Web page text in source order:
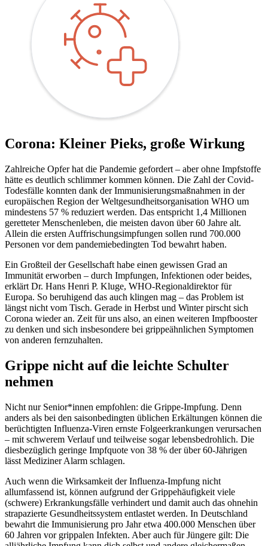
Corona: Kleiner Pieks, große Wirkung
Zahlreiche Opfer hat die Pandemie gefordert – aber ohne Impfstoffe
hätte es deutlich schlimmer kommen können. Die Zahl der Covid-
Todesfälle konnten dank der Immunisierungsmaßnahmen in der
europäischen Region der Weltgesundheitsorganisation WHO um
mindestens 57 % reduziert werden. Das entspricht 1,4 Millionen
geretteter Menschenleben, die meisten davon über 60 Jahre alt.
Allein die ersten Auffrischungsimpfungen sollen rund 700.000
Personen vor dem pandemiebedingten Tod bewahrt haben.
Ein Großteil der Gesellschaft habe einen gewissen Grad an
Immunität erworben – durch Impfungen, Infektionen oder beides,
erklärt Dr. Hans Henri P. Kluge, WHO-Regionaldirektor für
Europa. So beruhigend das auch klingen mag – das Problem ist
längst nicht vom Tisch. Gerade in Herbst und Winter pirscht sich
Corona wieder an. Zeit für uns also, an einen weiteren Impfbooster
zu denken und sich insbesondere bei grippeähnlichen Symptomen
von anderen fernzuhalten.
Grippe nicht auf die leichte Schulter
nehmen
Nicht nur Senior*innen empfohlen: die Grippe-Impfung. Denn
anders als bei den saisonbedingten üblichen Erkältungen können die
berüchtigten Influenza-Viren ernste Folgeerkrankungen verursachen
– mit schwerem Verlauf und teilweise sogar lebensbedrohlich. Die
diesbezüglich geringe Impfquote von 38 % der über 60-Jährigen
lässt Mediziner Alarm schlagen.
Auch wenn die Wirksamkeit der Influenza-Impfung nicht
allumfassend ist, können aufgrund der Grippehäufigkeit viele
(schwere) Erkrankungsfälle verhindert und damit auch das ohnehin
strapazierte Gesundheitssystem entlastet werden. In Deutschland
bewahrt die Immunisierung pro Jahr etwa 400.000 Menschen über
60 Jahren vor grippalen Infekten. Aber auch für Jüngere gilt: Die